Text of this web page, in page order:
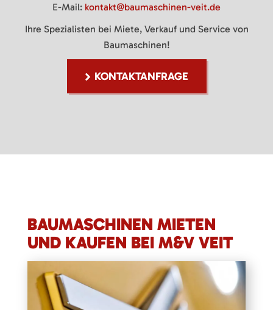
E-Mail: kontakt@baumaschinen-veit.de
Ihre Spezialisten bei Miete, Verkauf und Service von
Baumaschinen!
KONTAKTANFRAGE
BAUMASCHINEN MIETEN
UND KAUFEN BEI M&V VEIT